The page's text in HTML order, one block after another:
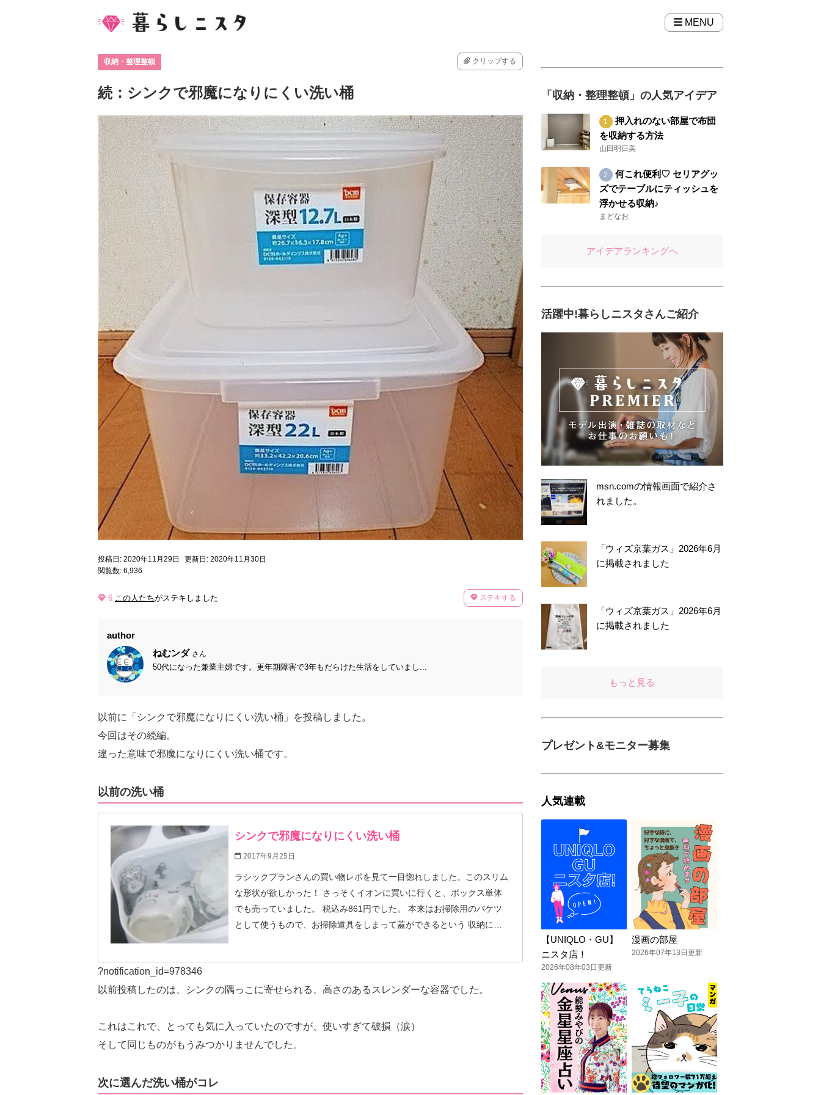
MENU
収納・整理整頓 クリップする
続：シンクで邪魔になりにくい洗い桶
投稿日: 2020年11月29日
更新日: 2020年11月30日
閲覧数: 6,936
6 この人たちがステキしました ステキする
author
ねむンダ さん
50代になった兼業主婦です。更年期障害で3年もだらけた生活をしていまし...
以前に「シンクで邪魔になりにくい洗い桶」を投稿しました。
今回はその続編。
違った意味で邪魔になりにくい洗い桶です。
以前の洗い桶
シンクで邪魔になりにくい洗い桶
2017年9月25日
ラシックプランさんの買い物レポを見て一目惚れしました。このスリム
な形状が欲しかった！ さっそくイオンに買いに行くと、ボックス単体
でも売っていました。 税込み861円でした。 本来はお掃除用のバケツ
として使うもので、お掃除道具をしまって蓋ができるという 収納にた
?notification_id=978346
以前投稿したのは、シンクの隅っこに寄せられる、高さのあるスレンダーな容器でした。
これはこれで、とっても気に入っていたのですが、使いすぎて破損（涙）
そして同じものがもうみつかりませんでした。
次に選んだ洗い桶がコレ
「収納・整理整頓」の人気アイデア
押入れのない部屋で布団
を収納する方法
山田明日美
何これ便利♡ セリアグッ
ズでテーブルにティッシュを
浮かせる収納♪
まどなお
アイデアランキングへ
活躍中!暮らしニスタさんご紹介
msn.comの情報画面で紹介さ
れました。
「ウィズ京葉ガス」2026年6月
に掲載されました
「ウィズ京葉ガス」2026年6月
に掲載されました
もっと見る
プレゼント&モニター募集
人気連載
【UNIQLO・GU】
ニスタ店！
2026年08年03日更新
漫画の部屋
2026年07年13日更新